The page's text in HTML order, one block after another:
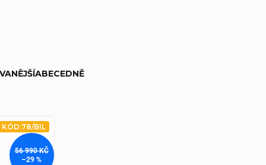
ABECEDNĚ
56 990 KČ
–29 %
KÓD:78/BIL